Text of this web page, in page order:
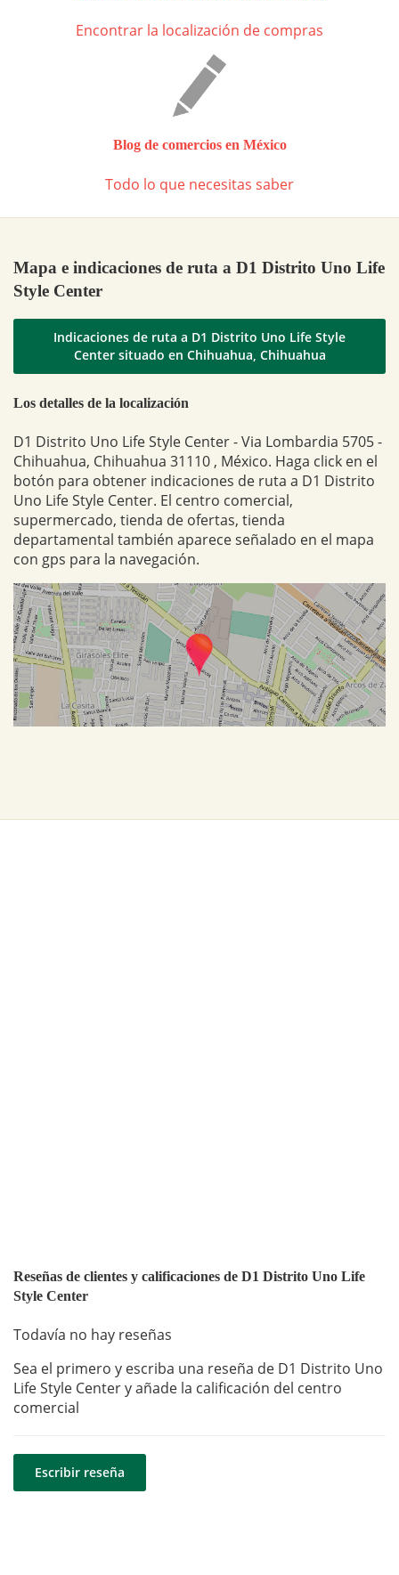
Encontrar la localización de compras
Blog de comercios en México
Todo lo que necesitas saber
Mapa e indicaciones de ruta a D1 Distrito Uno Life
Style Center
Indicaciones de ruta a D1 Distrito Uno Life Style
Center situado en Chihuahua, Chihuahua
Los detalles de la localización
D1 Distrito Uno Life Style Center - Via Lombardia 5705 -
Chihuahua, Chihuahua 31110 , México. Haga click en el
botón para obtener indicaciones de ruta a D1 Distrito
Uno Life Style Center. El centro comercial,
supermercado, tienda de ofertas, tienda
departamental también aparece señalado en el mapa
con gps para la navegación.
Reseñas de clientes y calificaciones de D1 Distrito Uno Life
Style Center
Todavía no hay reseñas
Sea el primero y escriba una reseña de D1 Distrito Uno
Life Style Center y añade la calificación del centro
comercial
Escribir reseña